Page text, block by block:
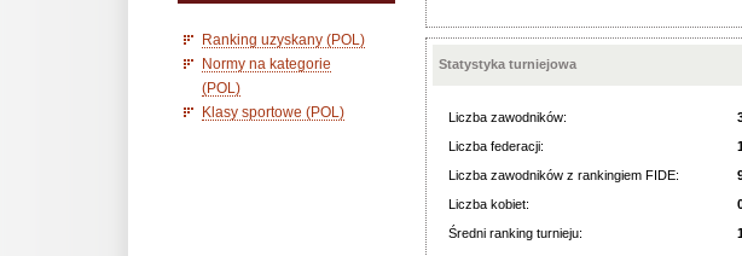
Ranking uzyskany (POL)
Normy na kategorie
(POL)
Klasy sportowe (POL)
Statystyka turniejowa
Liczba zawodników:
Liczba federacji:
Liczba zawodników z rankingiem FIDE:
Liczba kobiet:
Średni ranking turnieju: